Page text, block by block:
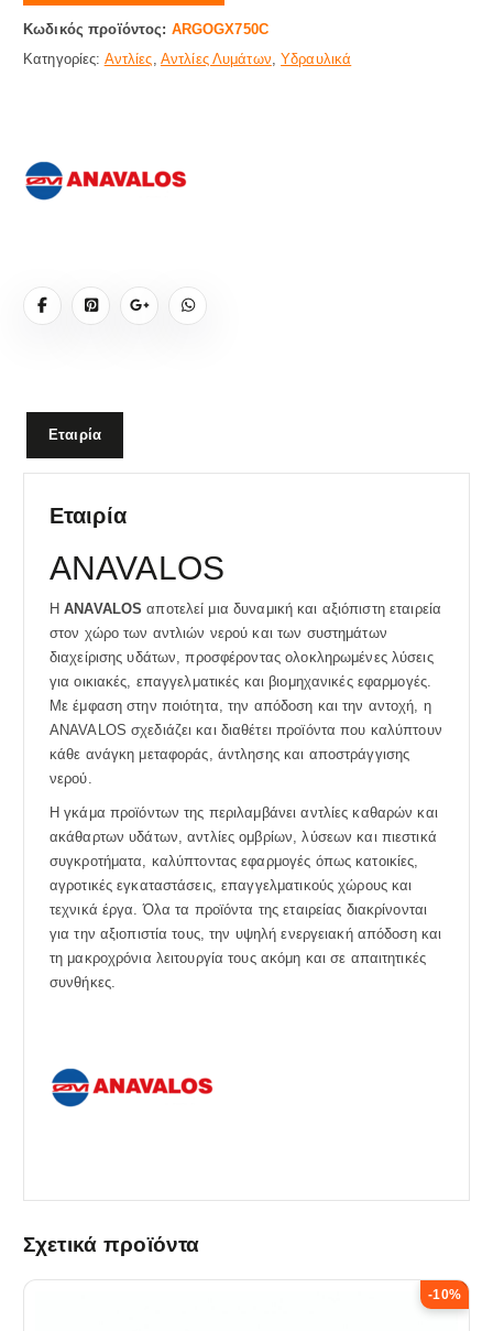
Κωδικός προϊόντος: ARGOGX750C
Κατηγορίες: Αντλίες Αντλίες Λυμάτων ,Υδραυλικά
Εταιρία
Εταιρία
ANAVALOS
ΗANAVALOS αποτελεί μια δυναμική και αξιόπιστη εταιρεία
στον χώρο των αντλιών νερού και των συστημάτων
διαχείρισης υδάτων, προσφέροντας ολοκληρωμένες λύσεις
για οικιακές, επαγγελματικές και βιομηχανικές εφαρμογές.
Με έμφαση στην ποιότητα, την απόδοση και την αντοχή, η
ANAVALOS σχεδιάζει και διαθέτει προϊόντα που καλύπτουν
κάθε ανάγκη μεταφοράς, άντλησης και αποστράγγισης
νερού.
Η γκάμα προϊόντων της περιλαμβάνει αντλίες καθαρών και
ακάθαρτων υδάτων, αντλίες ομβρίων, λύσεων και πιεστικά
συγκροτήματα, καλύπτοντας εφαρμογές όπως κατοικίες,
αγροτικές εγκαταστάσεις, επαγγελματικούς χώρους και
τεχνικά έργα. Όλα τα προϊόντα της εταιρείας διακρίνονται
για την αξιοπιστία τους, την υψηλή ενεργειακή απόδοση και
τη μακροχρόνια λειτουργία τους ακόμη και σε απαιτητικές
συνθήκες.
Σχετικά προϊόντα
-10%